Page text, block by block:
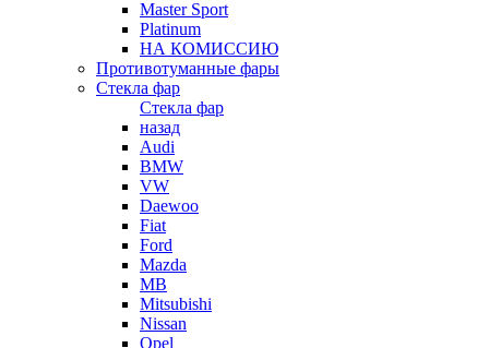
Master Sport
Platinum
НА КОМИССИЮ
Противотуманные фары
Стекла фар
Стекла фар
назад
Audi
BMW
VW
Daewoo
Fiat
Ford
Mazda
MB
Mitsubishi
Nissan
Opel